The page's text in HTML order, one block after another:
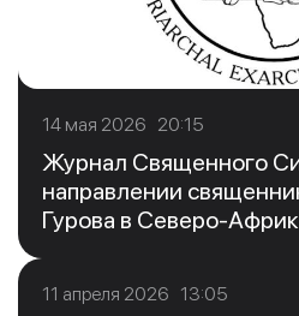
14 мая 2026 20:15
Журнал Священного
направлении
Гурова в Северо-
11 апреля 2026 13:05